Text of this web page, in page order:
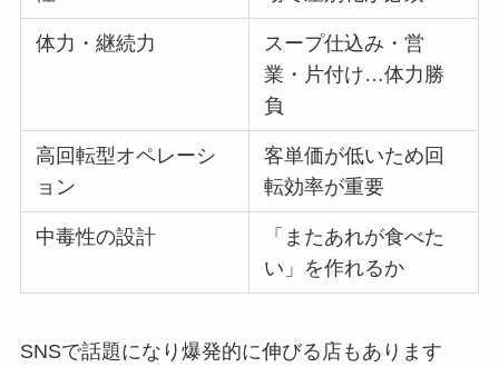
体力・継続力
スープ仕込み・営
業・片付け…体力勝
負
高回転型オペレーシ
ョン
客単価が低いため回
転効率が重要
中毒性の設計
「またあれが食べた
い」を作れるか
SNSで話題になり爆発的に伸びる店もあります